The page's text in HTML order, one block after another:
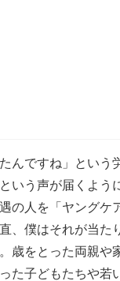
ですね」という
いう声が届くよう
の人を「ヤングケ
、僕はそれが当た
歳をとった両親や
た子どもたちや若